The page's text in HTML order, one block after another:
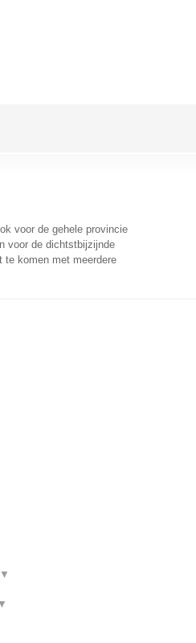
voor de gehele provincie
voor de dichtstbijzijnde
te komen met meerdere
▼
▼